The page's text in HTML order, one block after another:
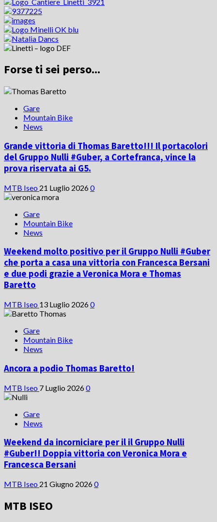
Forse ti sei perso...
Gare
Mountain Bike
News
Grande vittoria di Thomas Baretto!!! Il portacolori
del Gruppo Nulli #Guber, a Cortefranca, vince la
prova riservata ai G5.
MTB Iseo 21 Luglio 20260
Gare
Mountain Bike
News
Weekend molto positivo per il Gruppo Nulli #Guber
che porta a casa una vittoria con Francesca Bersani
e due podi grazie a Veronica Mora e Thomas
Baretto
MTB Iseo 13 Luglio 20260
Gare
Mountain Bike
News
Ancora a podio Thomas Baretto!
MTB Iseo 7 Luglio 20260
Gare
News
Weekend da incorniciare per il il Gruppo Nulli
#Guber!! Doppia vittoria con Veronica Mora e
Francesca Bersani
MTB Iseo 21 Giugno 20260
MTB ISEO